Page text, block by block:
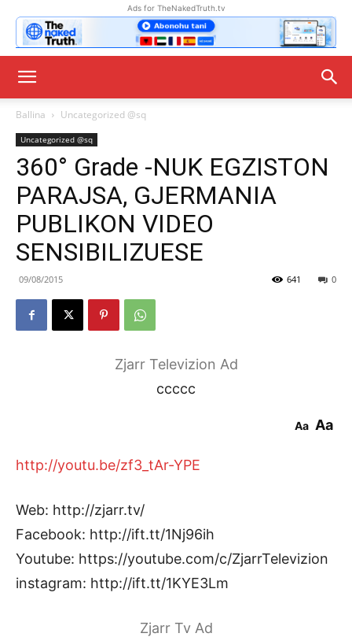
Ads for TheNakedTruth.tv
Ballina Uncategorized @sq
Uncategorized @sq
360° Grade -NUK EGZISTON
PARAJSA, GJERMANIA
PUBLIKON VIDEO
SENSIBILIZUESE
09/08/2015 0
641
Zjarr Televizion Ad
ccccc
Aa Aa
http://youtu.be/zf3_tAr-YPE
Web: http://zjarr.tv/
Facebook: http://ift.tt/1Nj96ih
Youtube: https://youtube.com/c/ZjarrTelevizion
instagram: http://ift.tt/1KYE3Lm
Zjarr Tv Ad